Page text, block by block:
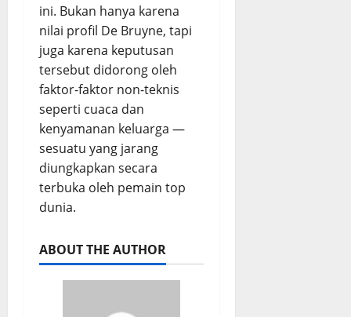
ini. Bukan hanya karena
nilai profil De Bruyne, tapi
juga karena keputusan
tersebut didorong oleh
faktor-faktor non-teknis
seperti cuaca dan
kenyamanan keluarga —
sesuatu yang jarang
diungkapkan secara
terbuka oleh pemain top
dunia.
ABOUT THE AUTHOR